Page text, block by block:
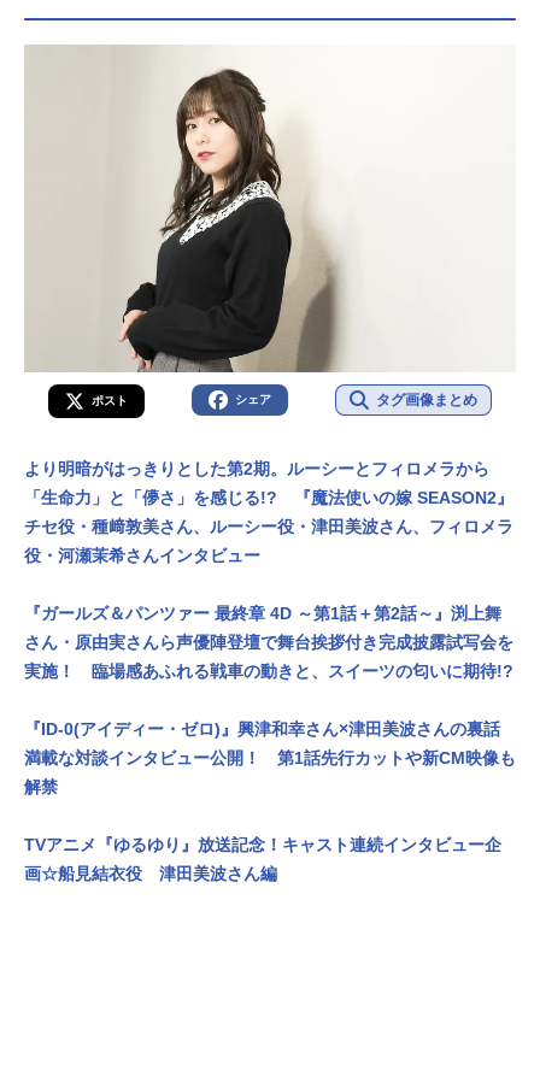
ポスト シェア タグ画像まとめ
より明暗がはっきりとした第2期。ルーシーとフィロメラから
「生命力」と「儚さ」を感じる!? 『魔法使いの嫁 SEASON2』
チセ役・種﨑敦美さん、ルーシー役・津田美波さん、フィロメラ
役・河瀬茉希さんインタビュー
『ガールズ＆パンツァー 最終章 4D ～第1話＋第2話～』渕上舞
さん・原由実さんら声優陣登壇で舞台挨拶付き完成披露試写会を
実施！ 臨場感あふれる戦車の動きと、スイーツの匂いに期待!?
『ID-0(アイディー・ゼロ)』興津和幸さん×津田美波さんの裏話
満載な対談インタビュー公開！ 第1話先行カットや新CM映像も
解禁
TVアニメ『ゆるゆり』放送記念！キャスト連続インタビュー企
画☆船見結衣役 津田美波さん編